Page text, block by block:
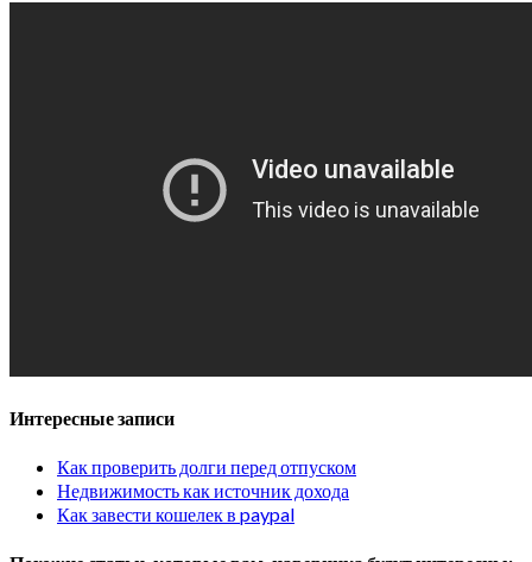
Интересные записи
Как проверить долги перед отпуском
Недвижимость как источник дохода
Как завести кошелек в paypal